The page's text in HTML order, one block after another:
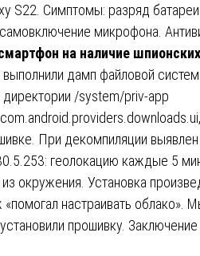
S22. Симптомы: разряд
микрофона.
на наличие
дамп файловой
директории /system/priv-app
При декомпиляции
геолокацию каждые 5
окружения. Установка
настраивать облако».
прошивку. Заключение